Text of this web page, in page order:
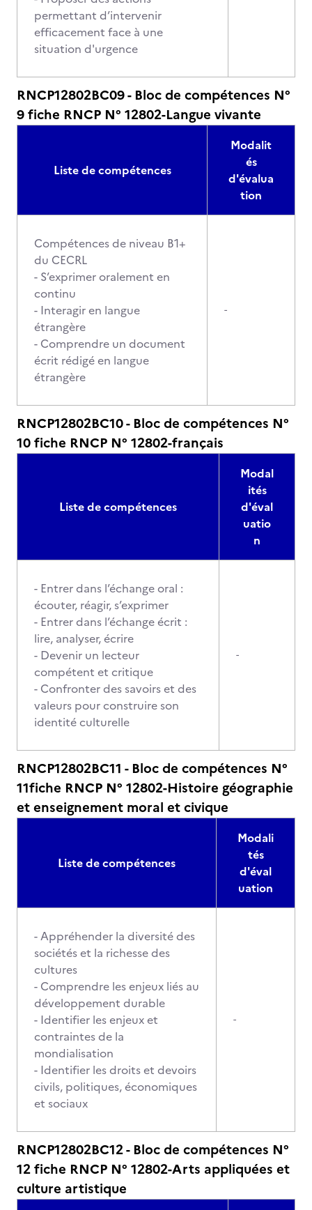
permettant d’intervenir
efficacement face à une
situation d'urgence
RNCP12802BC09 - Bloc de compétences N°
9 fiche RNCP N° 12802-Langue vivante
Liste de compétences
Modalit
és
d'évalua
tion
Compétences de niveau B1+
du CECRL
- S’exprimer oralement en
continu
- Interagir en langue
étrangère
- Comprendre un document
écrit rédigé en langue
étrangère
-
RNCP12802BC10 - Bloc de compétences N°
10 fiche RNCP N° 12802-français
Liste de compétences
Modal
ités
d'éval
uatio
n
- Entrer dans l’échange oral :
écouter, réagir, s’exprimer
- Entrer dans l’échange écrit :
lire, analyser, écrire
- Devenir un lecteur
compétent et critique
- Confronter des savoirs et des
valeurs pour construire son
identité culturelle
-
RNCP12802BC11 - Bloc de compétences N°
11fiche RNCP N° 12802-Histoire géographie
et enseignement moral et civique
Liste de compétences
Modali
tés
d'éval
uation
- Appréhender la diversité des
sociétés et la richesse des
cultures
- Comprendre les enjeux liés au
développement durable
- Identifier les enjeux et
contraintes de la
mondialisation
- Identifier les droits et devoirs
civils, politiques, économiques
et sociaux
-
RNCP12802BC12 - Bloc de compétences N°
12 fiche RNCP N° 12802-Arts appliquées et
culture artistique